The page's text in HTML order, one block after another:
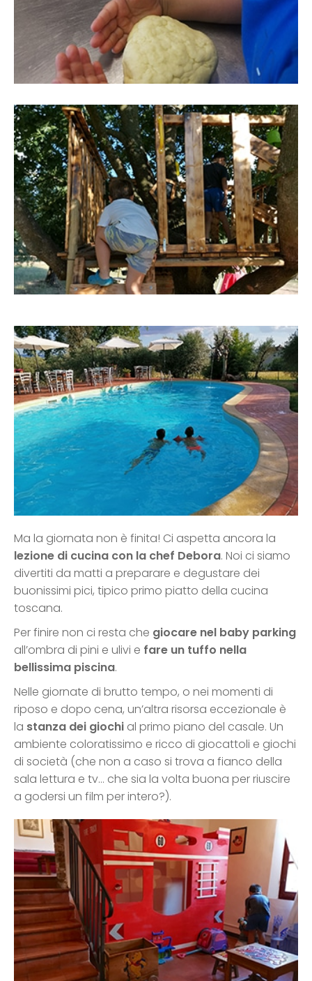
Ma la giornata non è finita! Ci aspetta ancora la
lezione di cucina con la chef Debora. Noi ci siamo
divertiti da matti a preparare e degustare dei
buonissimi pici, tipico primo piatto della cucina
toscana.
Per finire non ci resta che giocare nel baby parking
all’ombra di pini e ulivi e fare un tuffo nella
bellissima piscina.
Nelle giornate di brutto tempo, o nei momenti di
riposo e dopo cena, un’altra risorsa eccezionale è
la stanza dei giochi al primo piano del casale. Un
ambiente coloratissimo e ricco di giocattoli e giochi
di società (che non a caso si trova a fianco della
sala lettura e tv… che sia la volta buona per riuscire
a godersi un film per intero?).